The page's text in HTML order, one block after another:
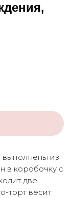
выполнены из
в коробочку с
две
торт весит